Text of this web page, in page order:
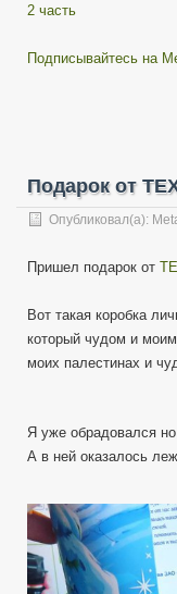
2 часть
Подписывайтесь на
Подарок от
Опубликовал(а):
Пришел подарок от
Вот такая коробка
который чудом и
моих палестинах и
Я уже обрадовался
А в ней оказалось